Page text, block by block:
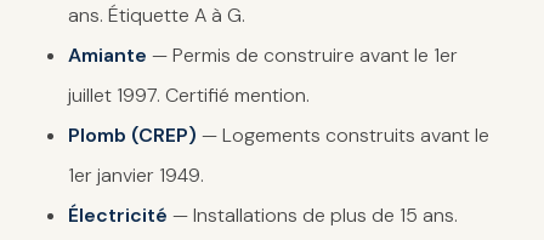
ans. Étiquette A à G.
Amiante — Permis de construire avant le 1er
juillet 1997. Certifié mention.
Plomb (CREP) — Logements construits avant le
1er janvier 1949.
Électricité — Installations de plus de 15 ans.